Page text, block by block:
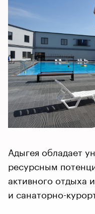
Адыгея обладает
ресурсным
активного отдыха
и санаторно-